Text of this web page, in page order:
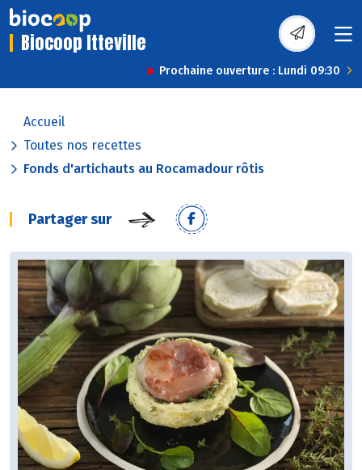
Biocoop Itteville
Prochaine ouverture : Lundi 09:30
Accueil
Toutes nos recettes
Fonds d'artichauts au Rocamadour rôtis
Partager sur